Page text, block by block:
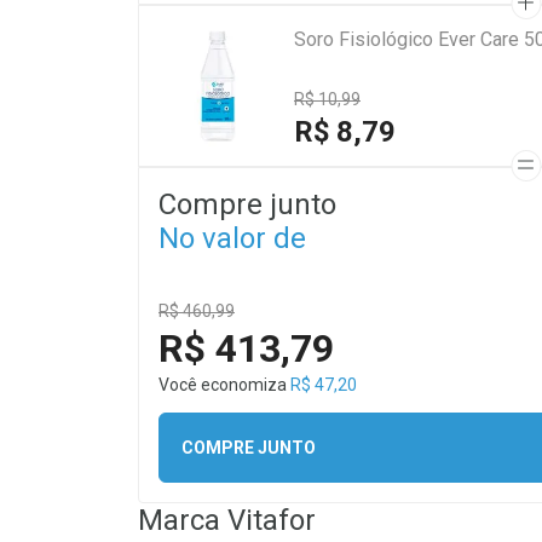
Soro Fisiológico Ever Care
R$ 10,99
R$ 8,79
Compre junto
No valor de
R$ 460,99
R$ 413,79
Você economiza R$ 47,20
COMPRE JUNTO
Marca Vitafor